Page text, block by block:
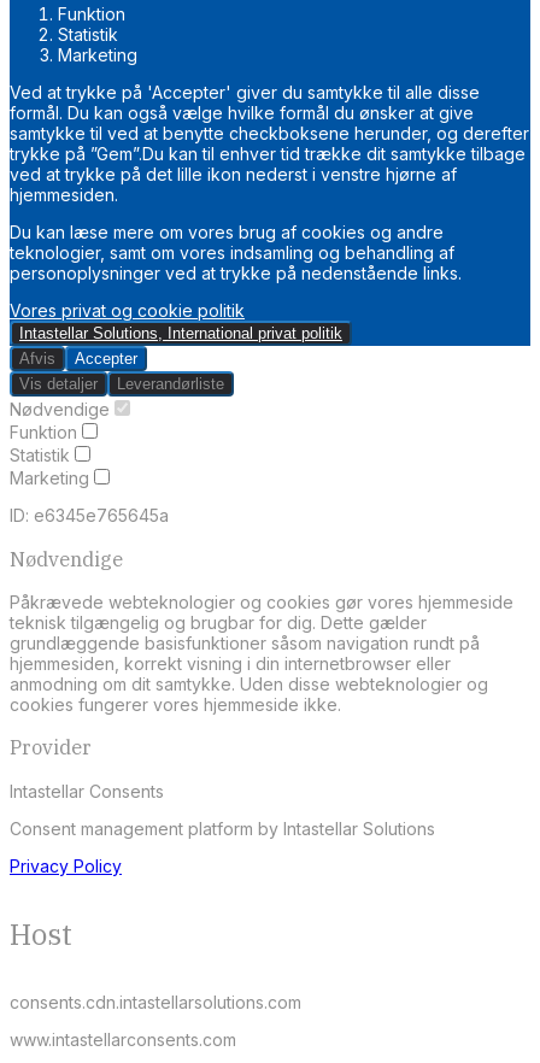
Funktion
Statistik
Marketing
Ved at trykke på 'Accepter' giver du samtykke til alle disse
formål. Du kan også vælge hvilke formål du ønsker at give
samtykke til ved at benytte checkboksene herunder, og derefter
trykke på ”Gem”.Du kan til enhver tid trække dit samtykke tilbage
ved at trykke på det lille ikon nederst i venstre hjørne af
hjemmesiden.
Du kan læse mere om vores brug af cookies og andre
teknologier, samt om vores indsamling og behandling af
personoplysninger ved at trykke på nedenstående links.
Vores privat og cookie politik
Intastellar Solutions, International privat politik
Afvis
Accepter
Vis detaljer
Leverandørliste
Nødvendige
Funktion
Statistik
Marketing
ID: e6345e765645a
Nødvendige
Påkrævede webteknologier og cookies gør vores hjemmeside
teknisk tilgængelig og brugbar for dig. Dette gælder
grundlæggende basisfunktioner såsom navigation rundt på
hjemmesiden, korrekt visning i din internetbrowser eller
anmodning om dit samtykke. Uden disse webteknologier og
cookies fungerer vores hjemmeside ikke.
Provider
Intastellar Consents
Consent management platform by Intastellar Solutions
Privacy Policy
Host
consents.cdn.intastellarsolutions.com
www.intastellarconsents.com